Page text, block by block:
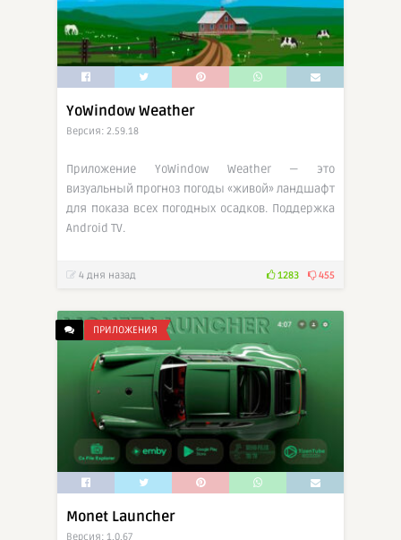
YoWindow Weather
Версия: 2.59.18
Приложение YoWindow Weather — это
визуальный прогноз погоды «живой» ландшафт
для показа всех погодных осадков. Поддержка
Android TV.
4 дня назад 1283 455
ПРИЛОЖЕНИЯ
Monet Launcher
Версия: 1.0.67